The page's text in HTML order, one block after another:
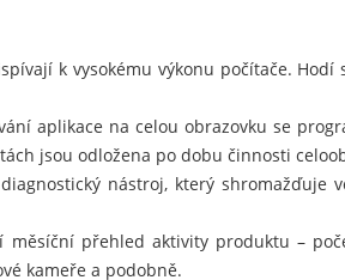
k vysokému výkonu počítače. Hodí
aplikace na celou obrazovku se
jsou odložena po dobu činnosti
nástroj, který shromažďuje
měsíční přehled aktivity produktu –
kameře a podobně.